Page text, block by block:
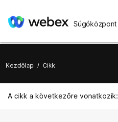
Súgóközpont
Kezdőlap / Cikk
A cikk a következőre vonatkozik: